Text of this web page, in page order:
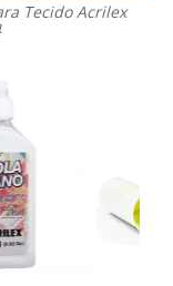
Tecido Acrilex